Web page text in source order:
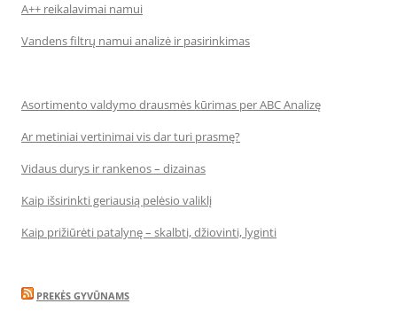
A++ reikalavimai namui
Vandens filtrų namui analizė ir pasirinkimas
Asortimento valdymo drausmės kūrimas per ABC Analizę
Ar metiniai vertinimai vis dar turi prasmę?
Vidaus durys ir rankenos – dizainas
Kaip išsirinkti geriausią pelėsio valiklį
Kaip prižiūrėti patalynę – skalbti, džiovinti, lyginti
PREKĖS GYVŪNAMS